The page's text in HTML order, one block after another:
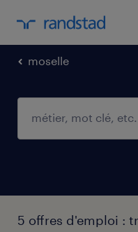
moselle
5 offres d'emploi :